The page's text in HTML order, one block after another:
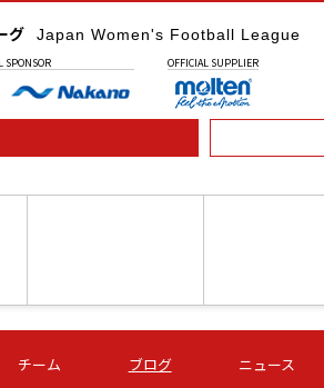
グ Japan Women's Football League
SPONSOR OFFICIAL SUPPLIER
第16節 09/05 (土) 16:00
ＡＧＦ いちご
チーム ブログ ニュース